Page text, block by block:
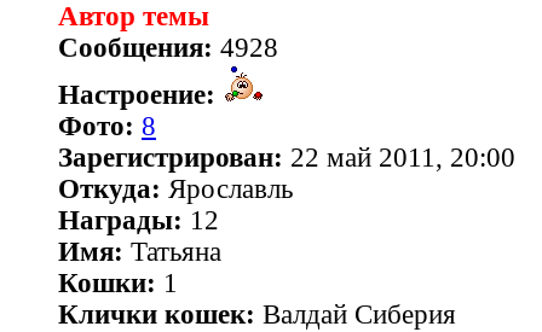
Автор темы
Сообщения: 4928
Настроение:
Фото: 8
Зарегистрирован: 22 май 2011, 20:00
Откуда: Ярославль
Награды: 12
Имя: Татьяна
Кошки: 1
Клички кошек: Валдай Сиберия